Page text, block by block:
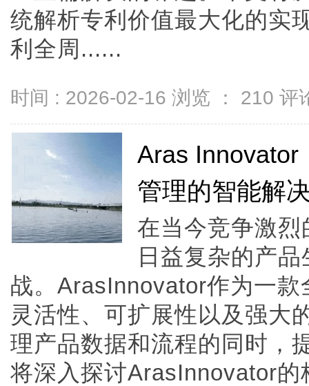
统解析专利价值最大化的实
利全周......
时间 : 2026-02-16 浏览 ： 210 评
Aras Innovator
管理的智能解
在当今竞争激
日益复杂的产
战。ArasInnovator作为一
灵活性、可扩展性以及强大
理产品数据和流程的同时，
将深入探讨ArasInnovator